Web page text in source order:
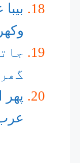
پھر